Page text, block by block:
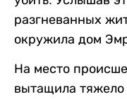
разгневанных
окружила дом
На место
вытащила тяжело